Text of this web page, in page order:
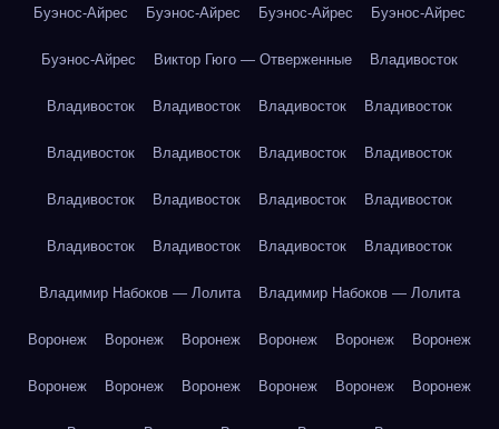
Буэнос-Айрес Буэнос-Айрес Буэнос-Айрес Буэнос-Айрес
Буэнос-Айрес Виктор Гюго — Отверженные Владивосток
Владивосток Владивосток Владивосток Владивосток
Владивосток Владивосток Владивосток Владивосток
Владивосток Владивосток Владивосток Владивосток
Владивосток Владивосток Владивосток Владивосток
Владимир Набоков — Лолита Владимир Набоков — Лолита
Воронеж Воронеж Воронеж Воронеж Воронеж Воронеж
Воронеж Воронеж Воронеж Воронеж Воронеж Воронеж